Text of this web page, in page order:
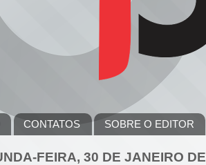
CONTATOS SOBRE O EDITOR
FEIRA, 30 DE JANEIRO